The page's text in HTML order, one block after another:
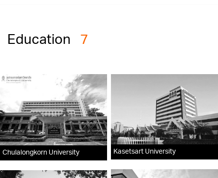
Education 7
Chulalongkorn University Kasetsart University